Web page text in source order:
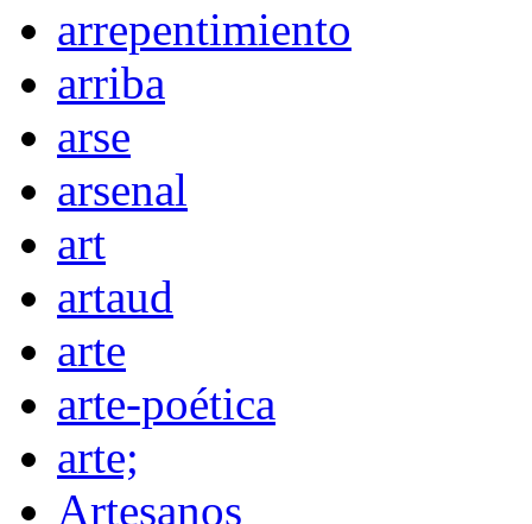
arrepentimiento
arriba
arse
arsenal
art
artaud
arte
arte-poética
arte;
Artesanos